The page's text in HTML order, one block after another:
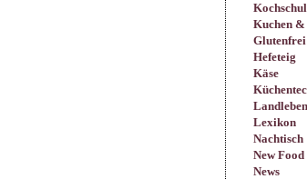
Kuchen &
Glutenfrei
Hefeteig
Käse
Landleben
Lexikon
Nachtisch
New Food
News